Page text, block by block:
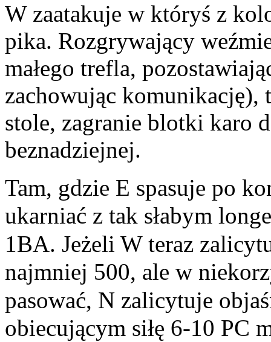
W zaatakuje w któryś z
pika. Rozgrywający
małego trefla,
zachowując
stole, zagranie blotki karo
beznadziejnej.
Tam, gdzie E spasuje po
ukarniać z tak słabym
1BA. Jeżeli W teraz
najmniej 500, ale w
pasować, N zalicytuje
obiecującym siłę 6-10 PC